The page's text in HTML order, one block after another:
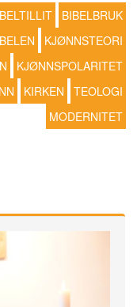
BIBELBRUK
KJØNNSTEORI
KJØNNSPOLARITET
KIRKEN
TEOLOGI
MODERNITET